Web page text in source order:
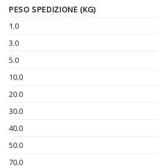
PESO SPEDIZIONE (KG)
1.0
3.0
5.0
10.0
20.0
30.0
40.0
50.0
70.0